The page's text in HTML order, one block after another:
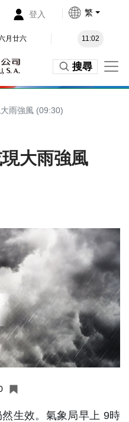
登入 繁
月廿六 11:02
搜尋
雨強風 (09:30)
大雨強風
生效。氣象局早上 9時